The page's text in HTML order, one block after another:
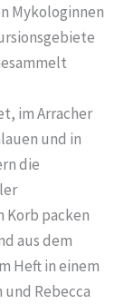
Mykologinnen
im Arracher
und in
die
Korb packen
aus dem
Heft in einem
Rebecca